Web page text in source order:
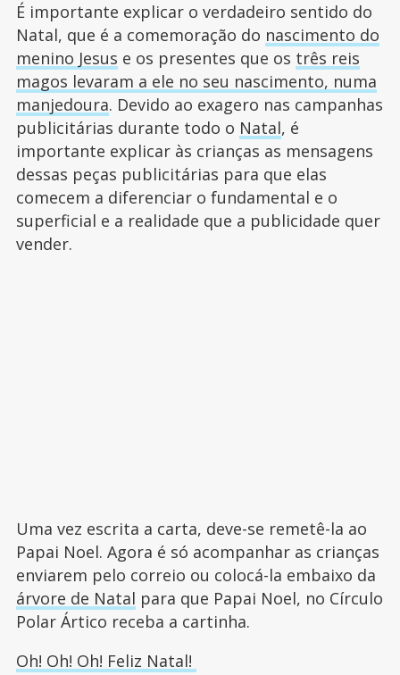
É importante explicar o verdadeiro sentido do
Natal, que é a comemoração do nascimento do
menino Jesus e os presentes que os três reis
magos levaram a ele no seu nascimento, numa
manjedoura. Devido ao exagero nas campanhas
publicitárias durante todo o Natal, é
importante explicar às crianças as mensagens
dessas peças publicitárias para que elas
comecem a diferenciar o fundamental e o
superficial e a realidade que a publicidade quer
vender.
Uma vez escrita a carta, deve-se remetê-la ao
Papai Noel. Agora é só acompanhar as crianças
enviarem pelo correio ou colocá-la embaixo da
árvore de Natal para que Papai Noel, no Círculo
Polar Ártico receba a cartinha.
Oh! Oh! Oh! Feliz Natal!